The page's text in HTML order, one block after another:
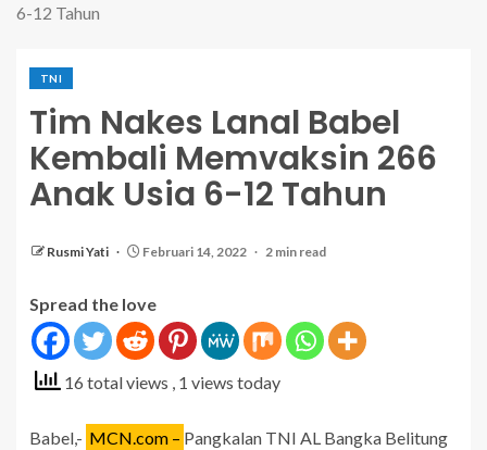
6-12 Tahun
TNI
Tim Nakes Lanal Babel
Kembali Memvaksin 266
Anak Usia 6-12 Tahun
Rusmi Yati Februari 14, 2022 2 min read
Spread the love
16 total views , 1 views today
Babel,- MCN.com – Pangkalan TNI AL Bangka Belitung